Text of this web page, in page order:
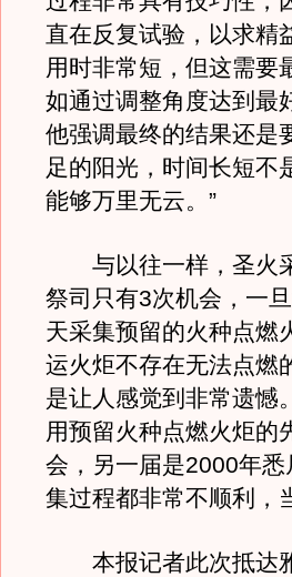
直在反复试验，以求精
用时非常短，但这需要
如通过调整角度达到最
他强调最终的结果还是
足的阳光，时间长短不
能够万里无云。”
与以往一样，圣火采
祭司只有3次机会，一
天采集预留的火种点燃
运火炬不存在无法点燃
是让人感觉到非常遗憾
用预留火种点燃火炬的
会，另一届是2000年
集过程都非常不顺利，
本报记者此次抵达雅